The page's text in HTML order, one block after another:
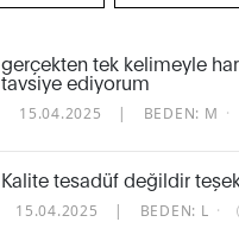
gerçekten tek kelimeyle
tavsiye ediyorum
15.04.2025 | BEDEN: M ·
Kalite tesadüf değildir
15.04.2025 | BEDEN: L ·